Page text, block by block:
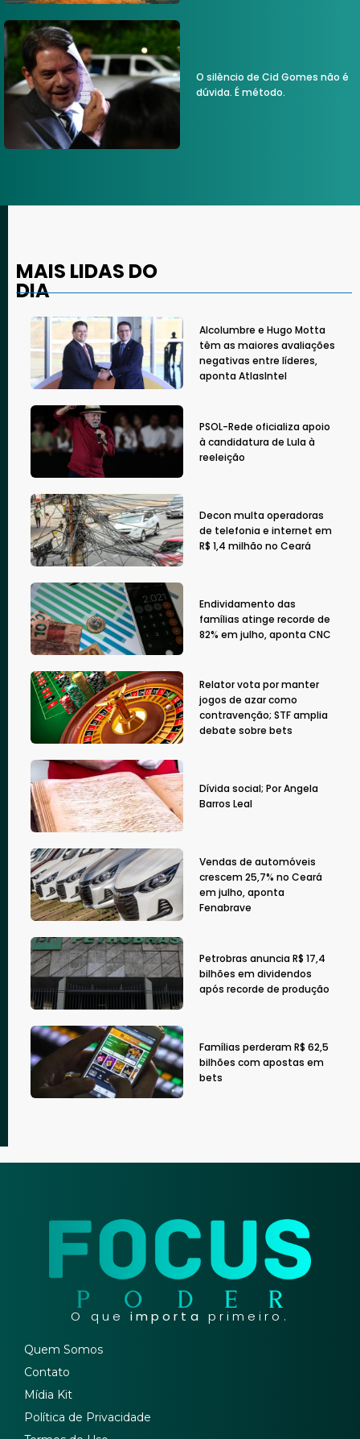
O silêncio de Cid Gomes não é
dúvida. É método.
MAIS LIDAS DO
DIA
Alcolumbre e Hugo Motta
têm as maiores avaliações
negativas entre líderes,
aponta AtlasIntel
PSOL-Rede oficializa apoio
à candidatura de Lula à
reeleição
Decon multa operadoras
de telefonia e internet em
R$ 1,4 milhão no Ceará
Endividamento das
famílias atinge recorde de
82% em julho, aponta CNC
Relator vota por manter
jogos de azar como
contravenção; STF amplia
debate sobre bets
Dívida social; Por Angela
Barros Leal
Vendas de automóveis
crescem 25,7% no Ceará
em julho, aponta
Fenabrave
Petrobras anuncia R$ 17,4
bilhões em dividendos
após recorde de produção
Famílias perderam R$ 62,5
bilhões com apostas em
bets
O que importa primeiro.
Quem Somos
Contato
Mídia Kit
Política de Privacidade